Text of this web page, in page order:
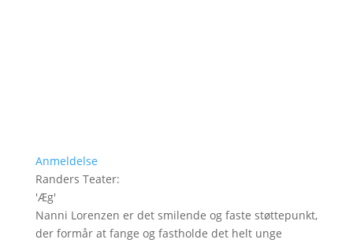
Anmeldelse
Randers Teater:
'Æg'
Nanni Lorenzen er det smilende og faste støttepunkt,
der formår at fange og fastholde det helt unge